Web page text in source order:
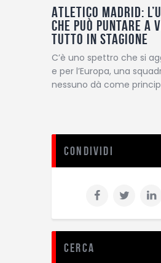
Atletico Madrid:
che può puntare a
tutto in stagione
C’è uno spettro che si
e per l’Europa, una
nessuno dà come
Condividi
Cerca